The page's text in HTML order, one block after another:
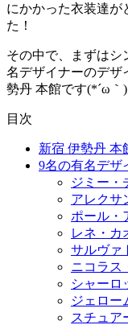
にかかった衣装達が
た！
その中で、まずはシ
名デザイナーのデザ
勢丹 本館です(*´ω｀)
目次
新宿 伊勢丹 本
9名の有名デザ
ジミー・
アレクサ
ポール・
レネ・カ
サルヴァ
ニコラス
シャーロ
ジェロー
スチュア